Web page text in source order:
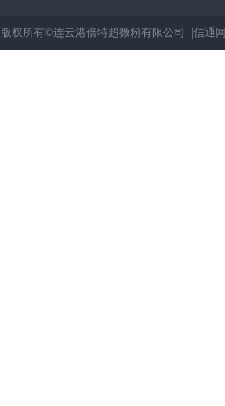
版权所有©连云港倍特超微粉有限公司 |信通